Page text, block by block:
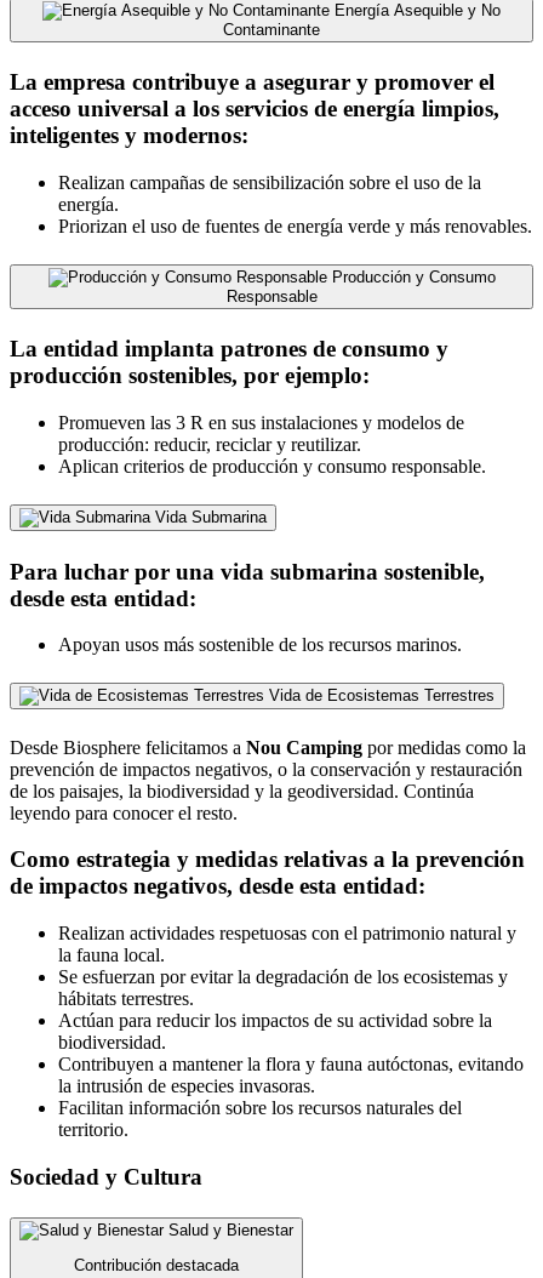
Energía Asequible y No
Contaminante
La empresa contribuye a asegurar y promover el
acceso universal a los servicios de energía limpios,
inteligentes y modernos:
Realizan campañas de sensibilización sobre el uso de la
energía.
Priorizan el uso de fuentes de energía verde y más renovables.
Producción y Consumo
Responsable
La entidad implanta patrones de consumo y
producción sostenibles, por ejemplo:
Promueven las 3 R en sus instalaciones y modelos de
producción: reducir, reciclar y reutilizar.
Aplican criterios de producción y consumo responsable.
Vida Submarina
Para luchar por una vida submarina sostenible,
desde esta entidad:
Apoyan usos más sostenible de los recursos marinos.
Vida de Ecosistemas Terrestres
Desde Biosphere felicitamos a Nou Camping por medidas como la
prevención de impactos negativos, o la conservación y restauración
de los paisajes, la biodiversidad y la geodiversidad. Continúa
leyendo para conocer el resto.
Como estrategia y medidas relativas a la prevención
de impactos negativos, desde esta entidad:
Realizan actividades respetuosas con el patrimonio natural y
la fauna local.
Se esfuerzan por evitar la degradación de los ecosistemas y
hábitats terrestres.
Actúan para reducir los impactos de su actividad sobre la
biodiversidad.
Contribuyen a mantener la flora y fauna autóctonas, evitando
la intrusión de especies invasoras.
Facilitan información sobre los recursos naturales del
territorio.
Sociedad y Cultura
Salud y Bienestar
Contribución destacada